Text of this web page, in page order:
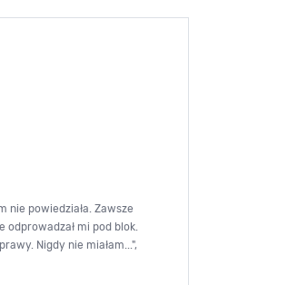
nie powiedziała. Zawsze
odprowadzał mi pod blok.
Nigdy nie miałam...",